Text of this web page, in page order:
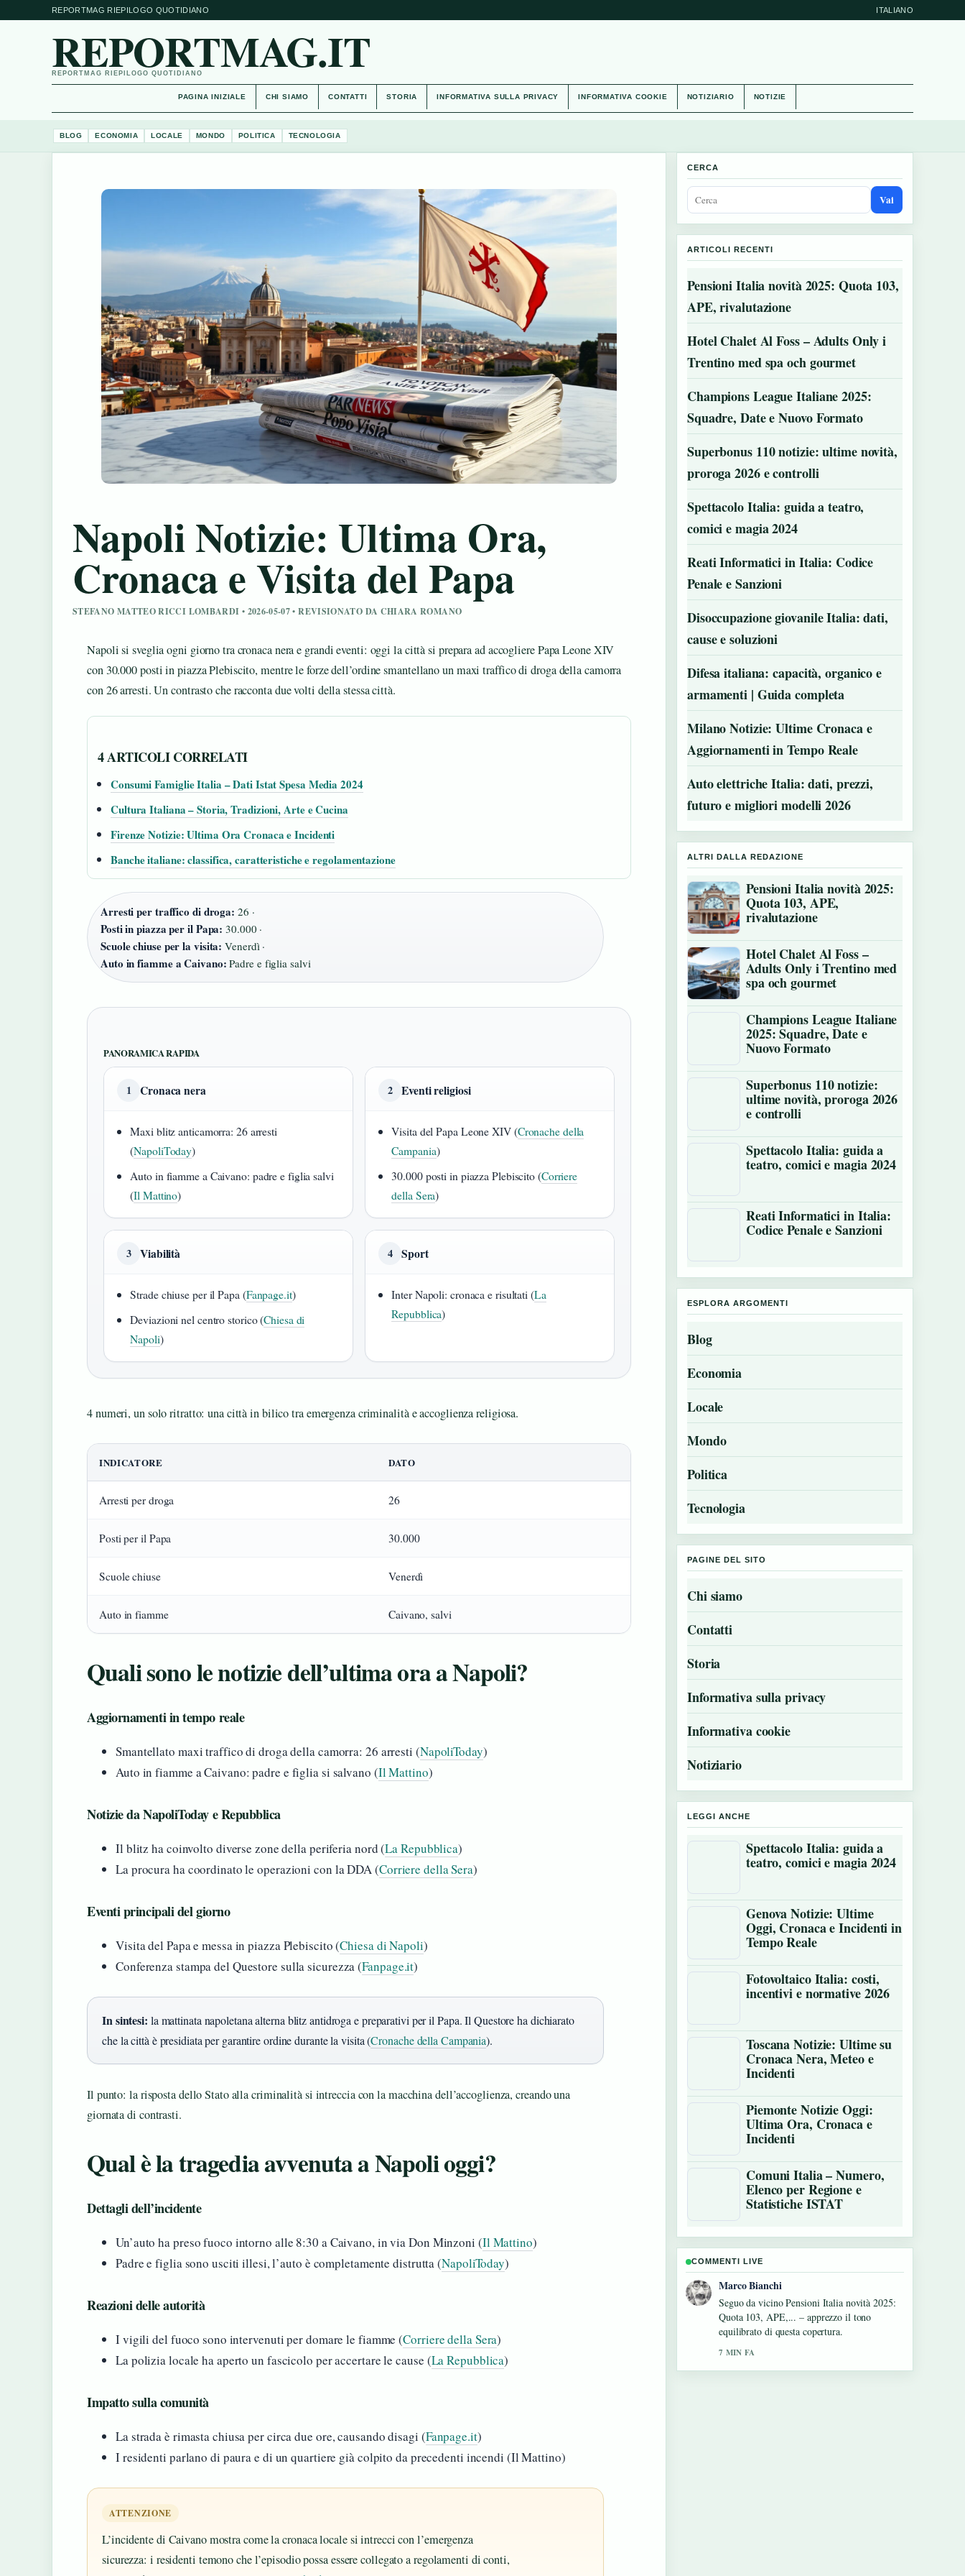
REPORTMAG RIEPILOGO QUOTIDIANO ITALIANO
REPORTMAG.IT
REPORTMAG RIEPILOGO QUOTIDIANO
PAGINA INIZIALE CHI SIAMO CONTATTI STORIA INFORMATIVA SULLA PRIVACY INFORMATIVA COOKIE NOTIZIARIO NOTIZIE
BLOG ECONOMIA LOCALE MONDO POLITICA TECNOLOGIA
Napoli Notizie: Ultima Ora,
Cronaca e Visita del Papa
STEFANO MATTEO RICCI LOMBARDI • 2026-05-07 • REVISIONATO DA CHIARA ROMANO
Napoli si sveglia ogni giorno tra cronaca nera e grandi eventi: oggi la città si prepara ad accogliere Papa Leone XIV
con 30.000 posti in piazza Plebiscito, mentre le forze dell’ordine smantellano un maxi traffico di droga della camorra
con 26 arresti. Un contrasto che racconta due volti della stessa città.
4 ARTICOLI CORRELATI
Consumi Famiglie Italia – Dati Istat Spesa Media 2024
Cultura Italiana – Storia, Tradizioni, Arte e Cucina
Firenze Notizie: Ultima Ora Cronaca e Incidenti
Banche italiane: classifica, caratteristiche e regolamentazione
Arresti per traffico di droga: 26 ·
Posti in piazza per il Papa: 30.000 ·
Scuole chiuse per la visita: Venerdì ·
Auto in fiamme a Caivano: Padre e figlia salvi
PANORAMICA RAPIDA
1 Cronaca nera
Maxi blitz anticamorra: 26 arresti
(NapoliToday)
Auto in fiamme a Caivano: padre e figlia salvi
(Il Mattino)
2 Eventi religiosi
Visita del Papa Leone XIV (Cronache della
Campania)
30.000 posti in piazza Plebiscito (Corriere
della Sera)
3 Viabilità
Strade chiuse per il Papa (Fanpage.it)
Deviazioni nel centro storico (Chiesa di
Napoli)
4 Sport
Inter Napoli: cronaca e risultati (La
Repubblica)
4 numeri, un solo ritratto: una città in bilico tra emergenza criminalità e accoglienza religiosa.
INDICATORE DATO
Arresti per droga 26
Posti per il Papa 30.000
Scuole chiuse Venerdì
Auto in fiamme Caivano, salvi
Quali sono le notizie dell’ultima ora a Napoli?
Aggiornamenti in tempo reale
Smantellato maxi traffico di droga della camorra: 26 arresti (NapoliToday)
Auto in fiamme a Caivano: padre e figlia si salvano (Il Mattino)
Notizie da NapoliToday e Repubblica
Il blitz ha coinvolto diverse zone della periferia nord (La Repubblica)
La procura ha coordinato le operazioni con la DDA (Corriere della Sera)
Eventi principali del giorno
Visita del Papa e messa in piazza Plebiscito (Chiesa di Napoli)
Conferenza stampa del Questore sulla sicurezza (Fanpage.it)
In sintesi: la mattinata napoletana alterna blitz antidroga e preparativi per il Papa. Il Questore ha dichiarato
che la città è presidiata per garantire ordine durante la visita (Cronache della Campania).
Il punto: la risposta dello Stato alla criminalità si intreccia con la macchina dell’accoglienza, creando una
giornata di contrasti.
Qual è la tragedia avvenuta a Napoli oggi?
Dettagli dell’incidente
Un’auto ha preso fuoco intorno alle 8:30 a Caivano, in via Don Minzoni (Il Mattino)
Padre e figlia sono usciti illesi, l’auto è completamente distrutta (NapoliToday)
Reazioni delle autorità
I vigili del fuoco sono intervenuti per domare le fiamme (Corriere della Sera)
La polizia locale ha aperto un fascicolo per accertare le cause (La Repubblica)
Impatto sulla comunità
La strada è rimasta chiusa per circa due ore, causando disagi (Fanpage.it)
I residenti parlano di paura e di un quartiere già colpito da precedenti incendi (Il Mattino)
ATTENZIONE
L’incidente di Caivano mostra come la cronaca locale si intrecci con l’emergenza
sicurezza: i residenti temono che l’episodio possa essere collegato a regolamenti di conti,
CERCA
Vai
ARTICOLI RECENTI
Pensioni Italia novità 2025: Quota 103,
APE, rivalutazione
Hotel Chalet Al Foss – Adults Only i
Trentino med spa och gourmet
Champions League Italiane 2025:
Squadre, Date e Nuovo Formato
Superbonus 110 notizie: ultime novità,
proroga 2026 e controlli
Spettacolo Italia: guida a teatro,
comici e magia 2024
Reati Informatici in Italia: Codice
Penale e Sanzioni
Disoccupazione giovanile Italia: dati,
cause e soluzioni
Difesa italiana: capacità, organico e
armamenti | Guida completa
Milano Notizie: Ultime Cronaca e
Aggiornamenti in Tempo Reale
Auto elettriche Italia: dati, prezzi,
futuro e migliori modelli 2026
ALTRI DALLA REDAZIONE
Pensioni Italia novità 2025:
Quota 103, APE,
rivalutazione
Hotel Chalet Al Foss –
Adults Only i Trentino med
spa och gourmet
Champions League Italiane
2025: Squadre, Date e
Nuovo Formato
Superbonus 110 notizie:
ultime novità, proroga 2026
e controlli
Spettacolo Italia: guida a
teatro, comici e magia 2024
Reati Informatici in Italia:
Codice Penale e Sanzioni
ESPLORA ARGOMENTI
Blog
Economia
Locale
Mondo
Politica
Tecnologia
PAGINE DEL SITO
Chi siamo
Contatti
Storia
Informativa sulla privacy
Informativa cookie
Notiziario
LEGGI ANCHE
Spettacolo Italia: guida a
teatro, comici e magia 2024
Genova Notizie: Ultime
Oggi, Cronaca e Incidenti in
Tempo Reale
Fotovoltaico Italia: costi,
incentivi e normative 2026
Toscana Notizie: Ultime su
Cronaca Nera, Meteo e
Incidenti
Piemonte Notizie Oggi:
Ultima Ora, Cronaca e
Incidenti
Comuni Italia – Numero,
Elenco per Regione e
Statistiche ISTAT
COMMENTI LIVE
Elena Ricci
Contesto utile su Hotel Chalet Al Foss
&#8211; Adults Only.... Per favore
continuate ad aggiornare questo live.
9 MIN FA